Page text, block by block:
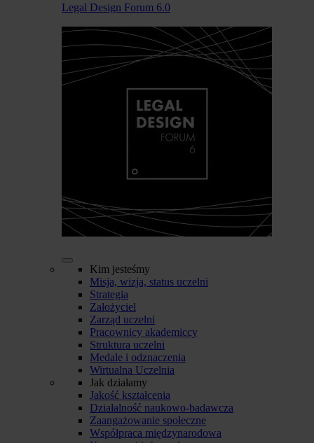
Legal Design Forum 6.0
Kim jesteśmy
Misja, wizja, status uczelni
Strategia
Założyciel
Zarząd uczelni
Pracownicy akademiccy
Struktura uczelni
Medale i odznaczenia
Wirtualna Uczelnia
Jak działamy
Jakość kształcenia
Działalność naukowo-badawcza
Zaangażowanie społeczne
Współpraca międzynarodowa